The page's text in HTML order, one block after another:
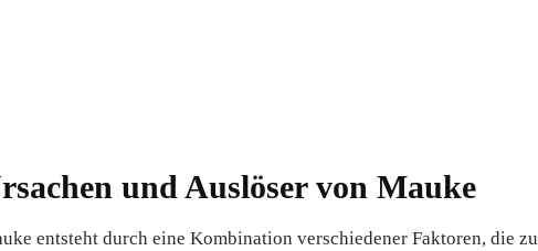
und Auslöser von Mauke
entsteht durch eine Kombination verschiedener Faktoren, die